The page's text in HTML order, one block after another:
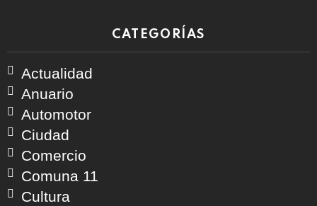
CATEGORÍAS
Actualidad
Anuario
Automotor
Ciudad
Comercio
Comuna 11
Cultura